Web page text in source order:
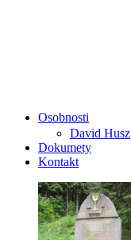
Osobnosti
David Husz
Dokumety
Kontakt